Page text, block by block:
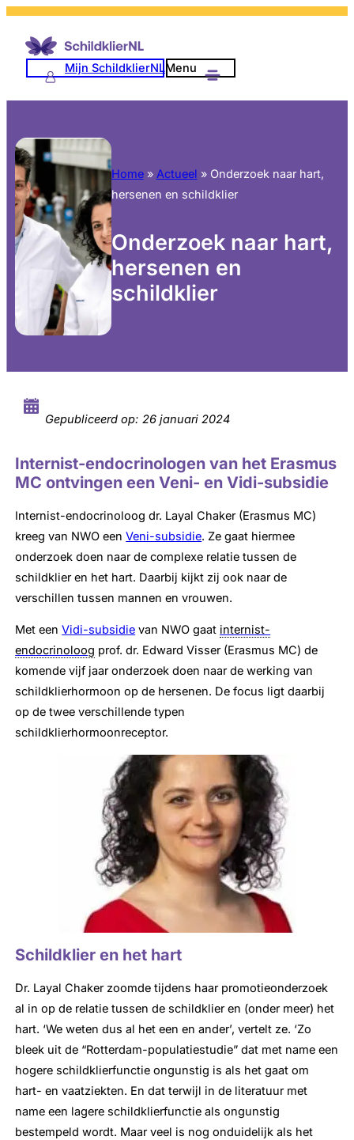
Mijn SchildklierNLMenu
Home» Actueel » Onderzoek naar hart,
hersenen en schildklier
Onderzoek naar hart,
hersenen en
schildklier
Gepubliceerd op: 26 januari 2024
Internist-endocrinologen van het Erasmus
MC ontvingen een Veni- en Vidi-subsidie
Internist-endocrinoloog dr. Layal Chaker (Erasmus MC)
kreeg van NWO eenVeni-subsidie. Ze gaat hiermee
onderzoek doen naar de complexe relatie tussen de
schildklier en het hart. Daarbij kijkt zij ook naar de
verschillen tussen mannen en vrouwen.
Met eenVidi-subsidie van NWO gaat internist-
endocrinoloog prof. dr. Edward Visser (Erasmus MC) de
komende vijf jaar onderzoek doen naar de werking van
schildklierhormoon op de hersenen. De focus ligt daarbij
op de twee verschillende typen
schildklierhormoonreceptor.
Schildklier en het hart
Dr. Layal Chaker zoomde tijdens haar promotieonderzoek
al in op de relatie tussen de schildklier en (onder meer) het
hart. ‘We weten dus al het een en ander’, vertelt ze. ‘Zo
bleek uit de “Rotterdam-populatiestudie” dat met name een
hogere schildklierfunctie ongunstig is als het gaat om
hart- en vaatziekten. En dat terwijl in de literatuur met
name een lagere schildklierfunctie als ongunstig
bestempeld wordt. Maar veel is nog onduidelijk als het